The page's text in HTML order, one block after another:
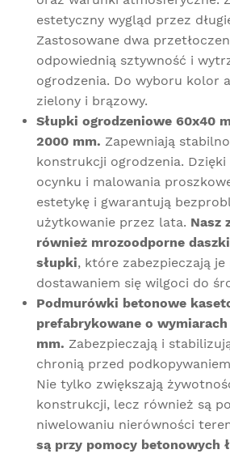
estetyczny wygląd przez
Zastosowane dwa
odpowiednią sztywność i
ogrodzenia. Do wyboru kolor
zielony i brązowy.
Słupki ogrodzeniowe 60x40
2000 mm. Zapewniają
konstrukcji ogrodzenia.
ocynku i malowania
estetykę i gwarantują
użytkowanie przez lata. Nasz
również mrozoodporne
słupki, które zabezpieczają je
dostawaniem się wilgoci do
Podmurówki betonowe
prefabrykowane o
mm. Zabezpieczają i
chronią przed
Nie tylko zwiększają
konstrukcji, lecz również są
niwelowaniu nierówności
są przy pomocy betonowych